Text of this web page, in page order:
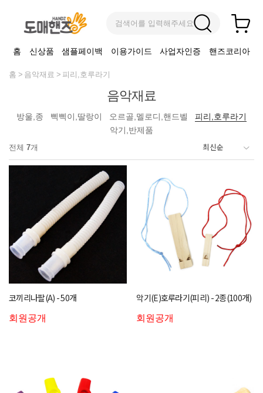
검색어를 입력해주세요
홈 신상품 샘플페이백 이용가이드 사업자인증 핸즈코리아
홈 음악재료 피리,호루라기
음악재료
방울,종 삑삑이,딸랑이 오르골,멜로디,핸드벨
피리,호루라기
악기,반제품
전체 7개
코끼리나팔(A) - 50개
회원공개
악기(E)호루라기(피리) - 2종(100개)
회원공개